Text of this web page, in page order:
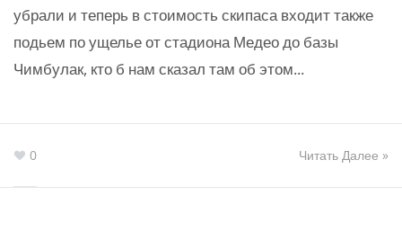
убрали и теперь в стоимость скипаса входит также
подьем по ущелье от стадиона Медео до базы
Чимбулак, кто б нам сказал там об этом...
0 Читать Далее »